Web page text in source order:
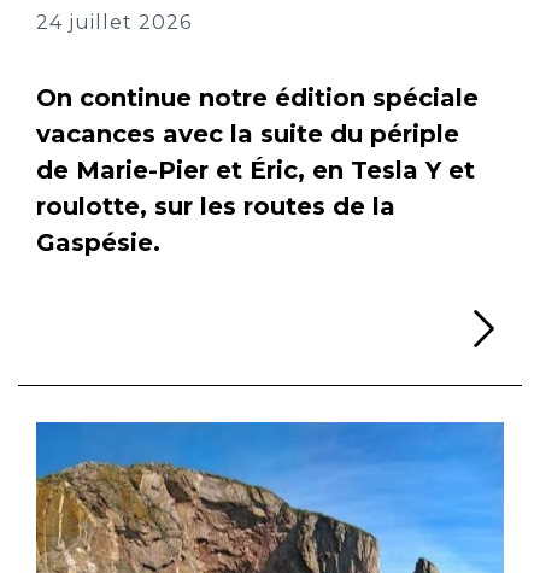
24 juillet 2026
On continue notre édition spéciale
vacances avec la suite du périple
de Marie-Pier et Éric, en Tesla Y et
roulotte, sur les routes de la
Gaspésie.